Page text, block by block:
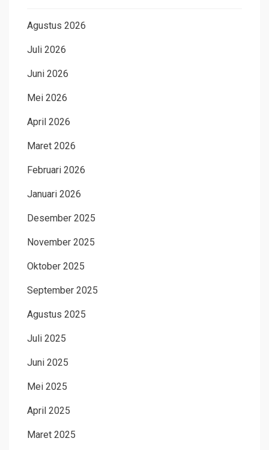
Agustus 2026
Juli 2026
Juni 2026
Mei 2026
April 2026
Maret 2026
Februari 2026
Januari 2026
Desember 2025
November 2025
Oktober 2025
September 2025
Agustus 2025
Juli 2025
Juni 2025
Mei 2025
April 2025
Maret 2025